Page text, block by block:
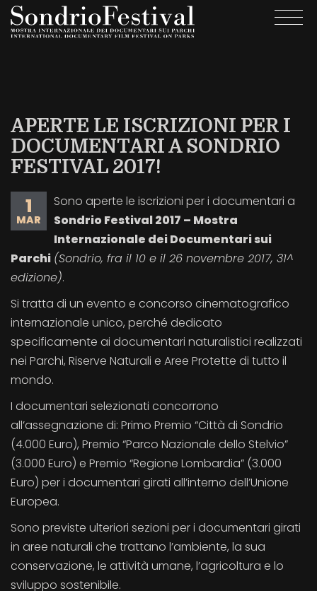
Salta
APERTE LE ISCRIZIONI PER I
DOCUMENTARI A SONDRIO
FESTIVAL 2017!
1
MAR
Sono aperte le iscrizioni per i documentari a
Sondrio Festival 2017 – Mostra
Internazionale dei Documentari sui
Parchi (Sondrio, fra il 10 e il 26 novembre 2017, 31^
edizione).
Si tratta di un evento e concorso cinematografico
internazionale unico, perché dedicato
specificamente ai documentari naturalistici realizzati
nei Parchi, Riserve Naturali e Aree Protette di tutto il
mondo.
I documentari selezionati concorrono
all’assegnazione di: Primo Premio “Città di Sondrio
(4.000 Euro), Premio “Parco Nazionale dello Stelvio”
(3.000 Euro) e Premio “Regione Lombardia” (3.000
Euro) per i documentari girati all’interno dell’Unione
Europea.
Sono previste ulteriori sezioni per i documentari girati
in aree naturali che trattano l’ambiente, la sua
conservazione, le attività umane, l’agricoltura e lo
sviluppo sostenibile.